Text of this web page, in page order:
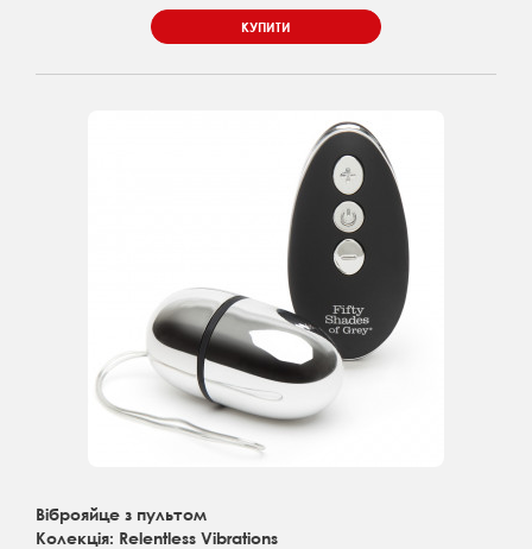
КУПИТИ
Віброяйце з пультом
Колекція: Relentless Vibrations